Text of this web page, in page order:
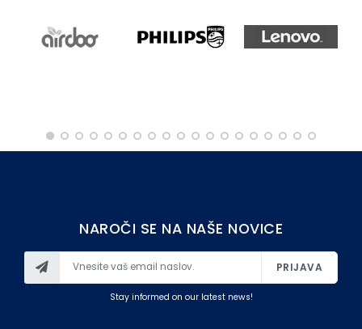
NAROČI SE NA NAŠE NOVICE
PRIJAVA
Stay informed on our latest news!